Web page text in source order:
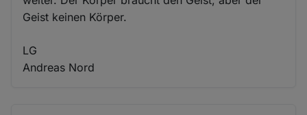
Geist keinen Körper.
LG
Andreas Nord